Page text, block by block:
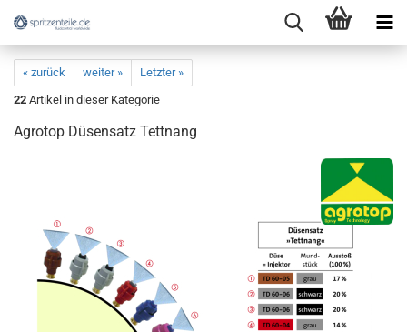
« zurück weiter »
Letzter »
22 Artikel in dieser Kategorie
Agrotop Düsensatz Tettnang